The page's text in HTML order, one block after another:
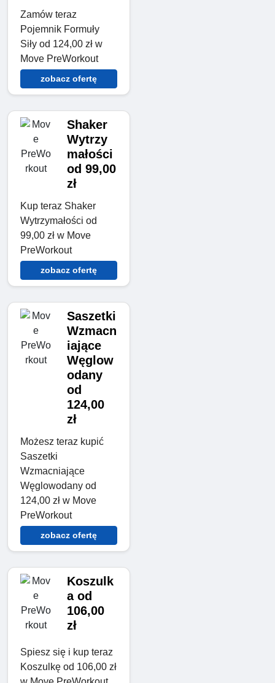
Zamów teraz
Pojemnik Formuły
Siły od 124,00 zł w
Move PreWorkout
zobacz ofertę
Shaker
Wytrzy
małości
od 99,00
zł
Kup teraz Shaker
Wytrzymałości od
99,00 zł w Move
PreWorkout
zobacz ofertę
Saszetki
Wzmacn
iające
Węglow
odany
od
124,00
zł
Możesz teraz kupić
Saszetki
Wzmacniające
Węglowodany od
124,00 zł w Move
PreWorkout
zobacz ofertę
Koszulk
a od
106,00
zł
Spiesz się i kup teraz
Koszulkę od 106,00 zł